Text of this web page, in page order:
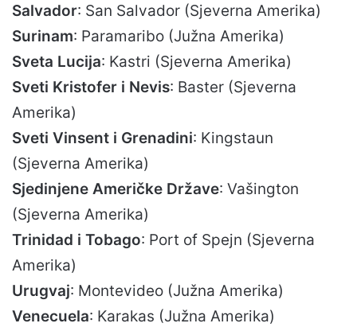
Salvador: San Salvador (Sjeverna Amerika)
Surinam: Paramaribo (Južna Amerika)
Sveta Lucija: Kastri (Sjeverna Amerika)
Sveti Kristofer i Nevis: Baster (Sjeverna
Amerika)
Sveti Vinsent i Grenadini: Kingstaun
(Sjeverna Amerika)
Sjedinjene Američke Države: Vašington
(Sjeverna Amerika)
Trinidad i Tobago: Port of Spejn (Sjeverna
Amerika)
Urugvaj: Montevideo (Južna Amerika)
Venecuela: Karakas (Južna Amerika)